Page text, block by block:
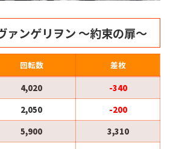
ァンゲリヲン ～約束の扉～
回転数
差枚
4,020
-340
2,050
-200
5,900
3,310